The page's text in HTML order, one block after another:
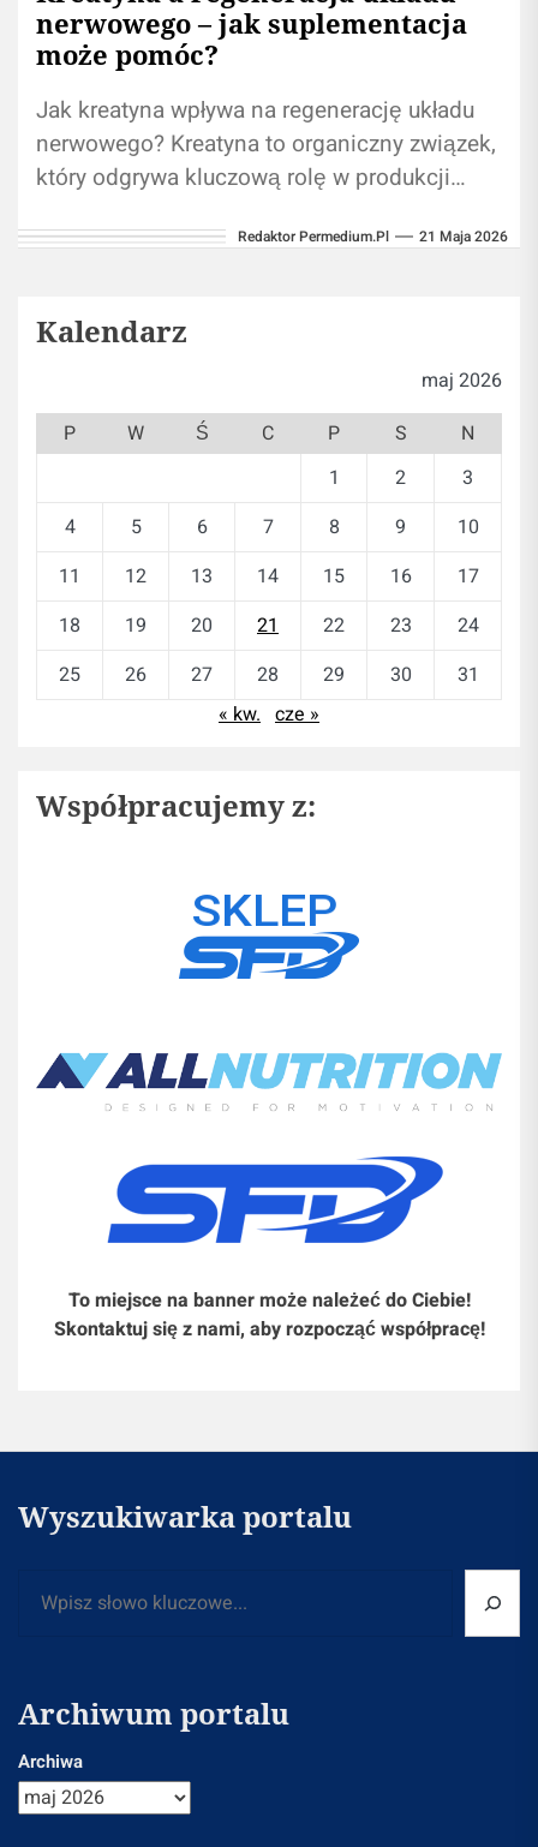
nerwowego – jak suplementacja
może pomóc?
Jak kreatyna wpływa na regenerację układu
nerwowego? Kreatyna to organiczny związek,
który odgrywa kluczową rolę w produkcji
coraz więcej badań...Redaktor Permedium.pl 21 Maja 2026
Kalendarz
maj 2026
P
W Ś C P S
N
1
2
3
4
5 6 7 8 9
10
11
12 13 14 15 16
17
18
19 20 21 22 23
24
25
26 27 28 29 30
31
« kw. cze »
Współpracujemy z:
To miejsce na banner może należeć do Ciebie!
Skontaktuj się z nami, aby rozpocząć współpracę!
Wyszukiwarka portalu
Archiwum portalu
Archiwa